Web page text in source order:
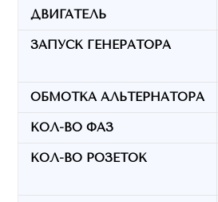
ДВИГАТЕЛЬ
ЗАПУСК ГЕНЕРАТОРА
ОБМОТКА АЛЬТЕРНАТОРА
КОЛ-ВО ФАЗ
КОЛ-ВО РОЗЕТОК